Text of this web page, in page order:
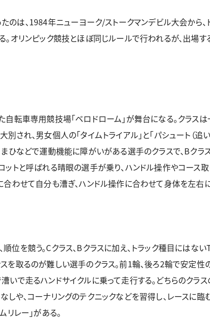
は、1984年ニューヨーク/ストークマンデビル大会から、
オリンピック競技とほぼ同じルールで行われるが、出場
自転車専用競技場「ベロドローム」が舞台になる。クラス
れ、男女個人の「タイムトライアル」と「パシュート（追
まひなどで運動機能に障がいがある選手のクラスで、Bク
トと呼ばれる晴眼の選手が乗り、ハンドル操作やコース
合わせて自分も漕ぎ、ハンドル操作に合わせて身体を左右
を競う。Cクラス、Bクラスに加え、トラック種目にはな
を取るのが難しい選手のクラス。前1輪、後ろ2輪で安定性
いで走るハンドサイクルに乗って走行する。どちらのク
や、コーナリングのテクニックなどを習得し、レースに臨
レー」がある。